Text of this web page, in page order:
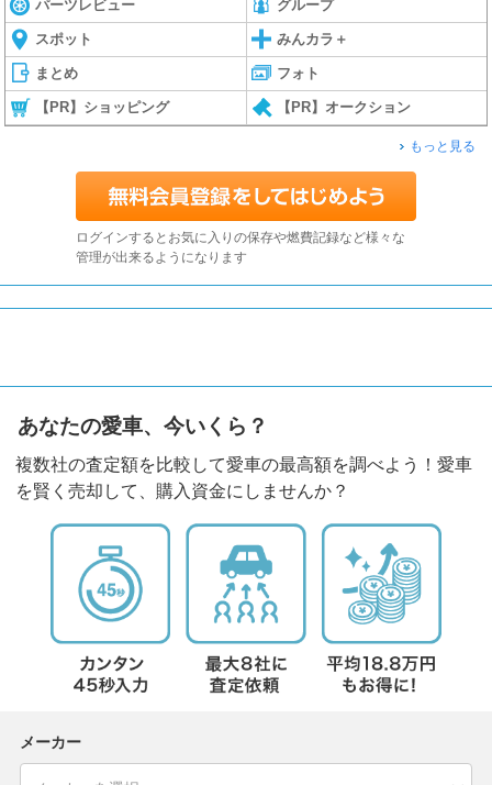
パーツレビュー グループ
スポット みんカラ＋
まとめ フォト
【PR】ショッピング 【PR】オークション
もっと見る
ログインするとお気に入りの保存や燃費記録など様々な
管理が出来るようになります
あなたの愛車、今いくら？
複数社の査定額を比較して愛車の最高額を調べよう！愛車
を賢く売却して、購入資金にしませんか？
メーカー